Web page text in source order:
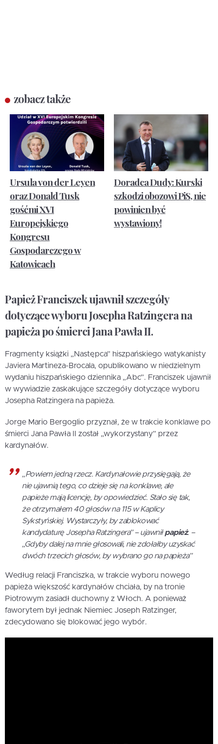
zobacz także
Ursula von der Leyen
oraz Donald Tusk
gośćmi XVI
Europejskiego
Kongresu
Gospodarczego w
Katowicach
Doradca Dudy: Kurski
szkodzi obozowi PiS, nie
powinien być
wystawiony!
Papież Franciszek ujawnił szczegóły
dotyczące wyboru Josepha Ratzingera na
papieża po śmierci Jana Pawła II.
Fragmenty książki „Następca” hiszpańskiego watykanisty
Javiera Martineza-Brocala, opublikowano w niedzielnym
wydaniu hiszpańskiego dziennika „Abc”. Franciszek ujawnił
w wywiadzie zaskakujące szczegóły dotyczące wyboru
Josepha Ratzingera na papieża.
Jorge Mario Bergoglio przyznał, że w trakcie konklawe po
śmierci Jana Pawła II został „wykorzystany” przez
kardynałów.
„Powiem jedną rzecz. Kardynałowie przysięgają, że
nie ujawnią tego, co dzieje się na konklawe, ale
papieże mają licencję, by opowiedzieć. Stało się tak,
że otrzymałem 40 głosów na 115 w Kaplicy
Sykstyńskiej. Wystarczyły, by zablokować
kandydaturę Josepha Ratzingera” – ujawniłpapież. –
„Gdyby dalej na mnie głosowali, nie zdołałby uzyskać
dwóch trzecich głosów, by wybrano go na papieża”
Według relacji Franciszka, w trakcie wyboru nowego
papieża większość kardynałów chciała, by na tronie
Piotrowym zasiadł duchowny z Włoch. A ponieważ
faworytem był jednak Niemiec Joseph Ratzinger,
zdecydowano się blokować jego wybór.